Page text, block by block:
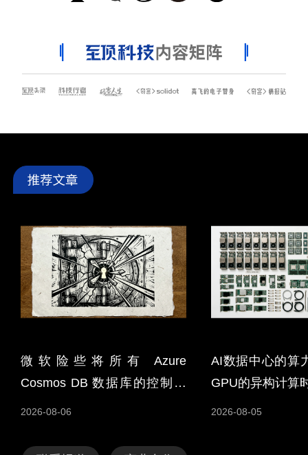
微软险些将所有 Azure
Cosmos DB 数据库的控制权
2026-08-06
AI数据中心的算
GPU的异构计算
2026-08-05